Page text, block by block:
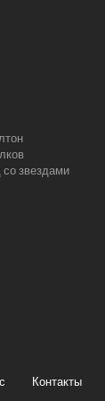
звездами
Контакты